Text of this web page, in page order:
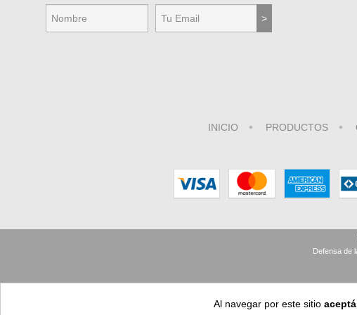
Al navegar por este sitio
INICIO PRODUCTOS
Defensa de